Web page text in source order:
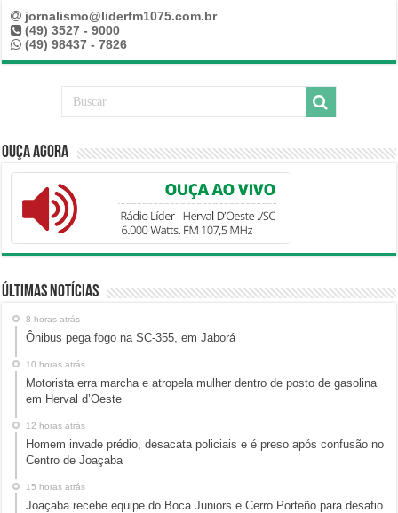
jornalismo@liderfm1075.com.br
(49) 3527 - 9000
(49) 98437 - 7826
Ouça Agora
Últimas Notícias
8 horas atrás
Ônibus pega fogo na SC-355, em Jaborá
10 horas atrás
Motorista erra marcha e atropela mulher dentro de posto de gasolina
em Herval d’Oeste
12 horas atrás
Homem invade prédio, desacata policiais e é preso após confusão no
Centro de Joaçaba
15 horas atrás
Joaçaba recebe equipe do Boca Juniors e Cerro Porteño para desafio